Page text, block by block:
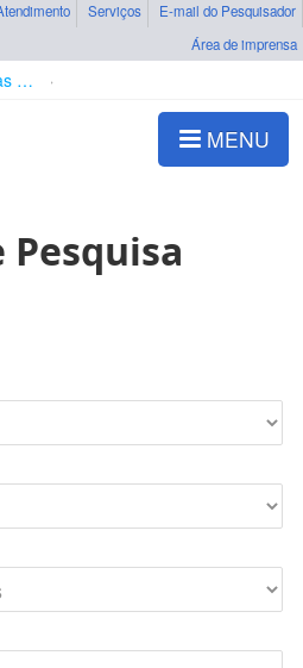
Serviços
E-mail do Pesquisador
Área de imprensa
Bolsas e Auxílios Vigentes
MENU